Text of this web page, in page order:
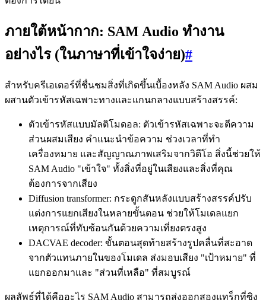
ภายใต้หน้ากาก: SAM Audio ทำงาน
อย่างไร (ในภาษาที่เข้าใจง่าย)#
สำหรับครีเอเตอร์ที่ชื่นชมสิ่งที่เกิดขึ้นเบื้องหลัง SAM Audio ผสม
ผสานตัวเข้ารหัสเฉพาะทางและแกนกลางแบบสร้างสรรค์:
ตัวเข้ารหัสแบบมัลติโมดอล: ตัวเข้ารหัสเฉพาะจะตีความ
ส่วนผสมเสียง คำแนะนำข้อความ ช่วงเวลาที่ทำ
เครื่องหมาย และสัญญาณภาพเสริมจากวิดีโอ สิ่งนี้ช่วยให้
SAM Audio "เข้าใจ" ทั้งสิ่งที่อยู่ในเสียงและสิ่งที่คุณ
ต้องการจากเสียง
Diffusion transformer: กระดูกสันหลังแบบสร้างสรรค์ปรับ
แต่งการแยกเสียงในหลายขั้นตอน ช่วยให้โมเดลแยก
เหตุการณ์ที่ทับซ้อนกันด้วยความเที่ยงตรงสูง
DACVAE decoder: ขั้นตอนสุดท้ายสร้างรูปคลื่นที่สะอาด
จากตัวแทนภายในของโมเดล ส่งมอบเสียง "เป้าหมาย" ที่
แยกออกมาและ "ส่วนที่เหลือ" ที่สมบูรณ์
ผลลัพธ์ที่ได้คืออะไร SAM Audio สามารถส่งออกสองแทร็กที่ซิง